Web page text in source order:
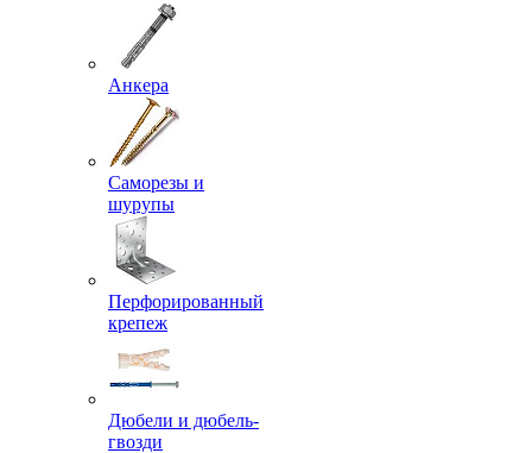
Анкера
Саморезы и
шурупы
Перфорированный
крепеж
Дюбели и дюбель-
гвозди